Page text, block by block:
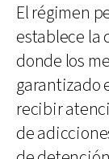
El régimen
establece la
donde los
garantizado
recibir
de